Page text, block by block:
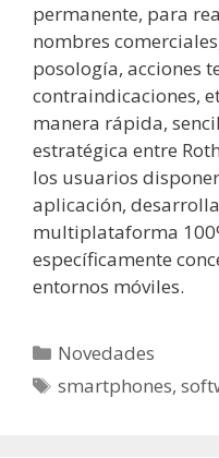
permanente, para
nombres
posología, acciones
contraindicaciones,
manera rápida,
estratégica entre
los usuarios
aplicación,
multiplataforma
específicamente
entornos móviles.
Categorías
Novedades
Etiquetas
smartphones,